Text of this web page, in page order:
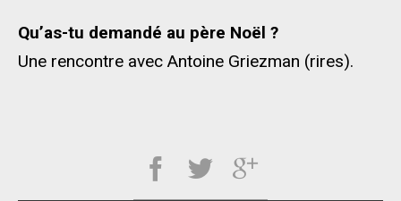
Qu’as-tu demandé au père Noël ?
Une rencontre avec Antoine Griezman (rires).